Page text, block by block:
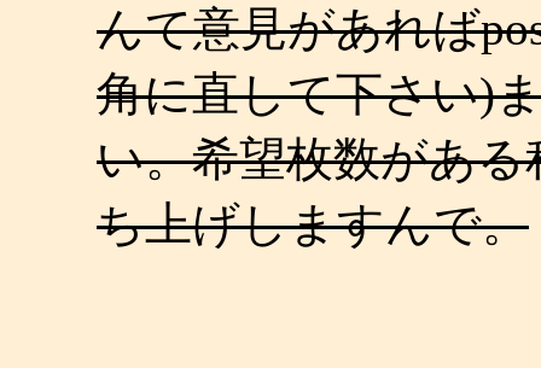
んて意見があれば
角に直して下さい)
い。希望枚数があ
ち上げしますんで。